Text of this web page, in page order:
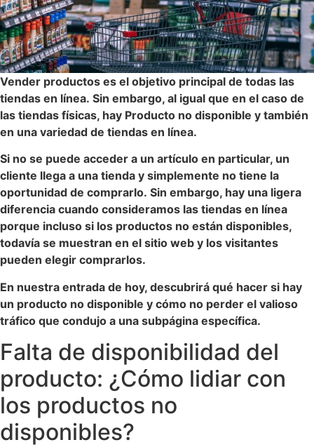
Vender productos es el objetivo principal de todas las
tiendas en línea. Sin embargo, al igual que en el caso de
las tiendas físicas, hay Producto no disponible y también
en una variedad de tiendas en línea.
Si no se puede acceder a un artículo en particular, un
cliente llega a una tienda y simplemente no tiene la
oportunidad de comprarlo. Sin embargo, hay una ligera
diferencia cuando consideramos las tiendas en línea
porque incluso si los productos no están disponibles,
todavía se muestran en el sitio web y los visitantes
pueden elegir comprarlos.
En nuestra entrada de hoy, descubrirá qué hacer si hay
un producto no disponible y cómo no perder el valioso
tráfico que condujo a una subpágina específica.
Falta de disponibilidad del
producto: ¿Cómo lidiar con
los productos no
disponibles?